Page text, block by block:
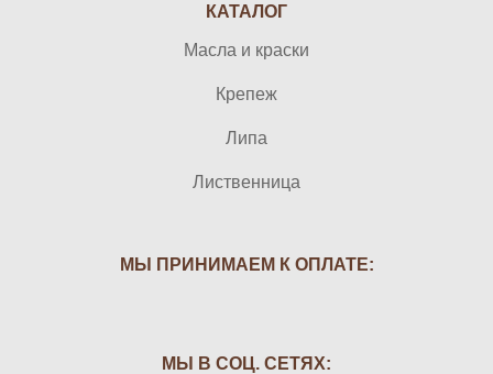
КАТАЛОГ
Масла и краски
Крепеж
Липа
Лиственница
МЫ ПРИНИМАЕМ К ОПЛАТЕ:
МЫ В СОЦ. СЕТЯХ: